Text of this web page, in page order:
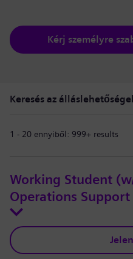
Kérj személyre
Keresés az
1 - 20 ennyiből: 999+ results
Working Student
Operations Support